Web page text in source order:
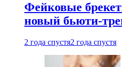
Фейковые
новый бьюти-
2 года спустя2 года спустя